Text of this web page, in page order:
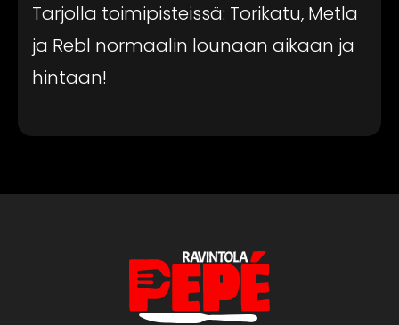
Tarjolla toimipisteissä: Torikatu, Metla
ja Rebl normaalin lounaan aikaan ja
hintaan!